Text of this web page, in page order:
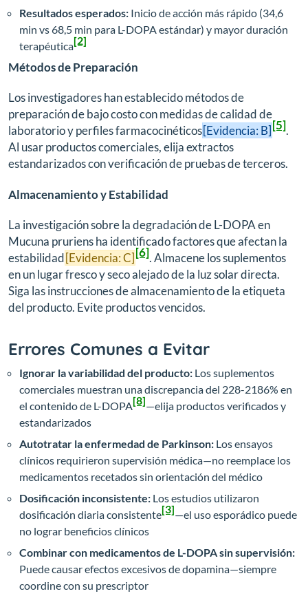
Resultados esperados: Inicio de acción más rápido (34,6
min vs 68,5 min para L-DOPA estándar) y mayor duración
terapéutica[2]
Métodos de Preparación
Los investigadores han establecido métodos de
preparación de bajo costo con medidas de calidad de
laboratorio y perfiles farmacocinéticos[Evidencia: B][5].
Al usar productos comerciales, elija extractos
estandarizados con verificación de pruebas de terceros.
Almacenamiento y Estabilidad
La investigación sobre la degradación de L-DOPA en
Mucuna pruriens ha identificado factores que afectan la
estabilidad[Evidencia: C][6]. Almacene los suplementos
en un lugar fresco y seco alejado de la luz solar directa.
Siga las instrucciones de almacenamiento de la etiqueta
del producto. Evite productos vencidos.
Errores Comunes a Evitar
Ignorar la variabilidad del producto: Los suplementos
comerciales muestran una discrepancia del 228-2186% en
el contenido de L-DOPA[8]—elija productos verificados y
estandarizados
Autotratar la enfermedad de Parkinson: Los ensayos
clínicos requirieron supervisión médica—no reemplace los
medicamentos recetados sin orientación del médico
Dosificación inconsistente: Los estudios utilizaron
dosificación diaria consistente[3]—el uso esporádico puede
no lograr beneficios clínicos
Combinar con medicamentos de L-DOPA sin supervisión:
Puede causar efectos excesivos de dopamina—siempre
coordine con su prescriptor